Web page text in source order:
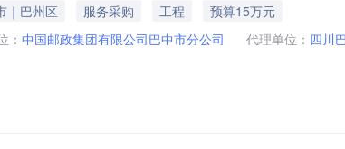
｜巴州区 服务采购 工程
预算15万元
： 中国邮政集团有限公司巴中市分公司 代理单位： 四川